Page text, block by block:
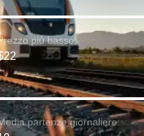
più basso:
partenze giornaliere: